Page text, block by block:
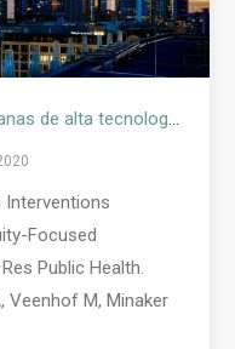
Interventions
Focused
Public Health.
Veenhof M, Minaker